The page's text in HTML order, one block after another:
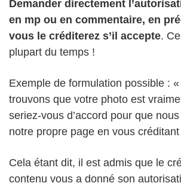
Demander directement
en mp ou en commentaire, en
vous le créditerez s’il accepte.
plupart du temps !
Exemple de formulation possible :
trouvons que votre photo est
seriez-vous d’accord pour que
notre propre page en vous
Cela étant dit, il est admis que le
contenu vous a donné son